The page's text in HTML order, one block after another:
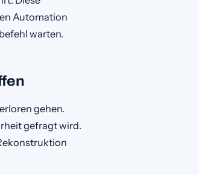
Automation
warten.
gehen.
gefragt wird.